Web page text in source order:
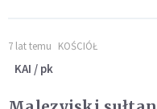
7 lat temu KOŚCIÓŁ
KAI / pk